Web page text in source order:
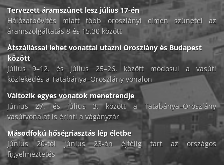
Tervezett áramszünet lesz július 17-én
Hálózatbővítés miatt több oroszlányi címen szünetel az
áramszolgáltatás 8 és 15.30 között
Átszállással lehet vonattal utazni Oroszlány és Budapest
között
Július 9–12. és július 25–26. között módosul a vasúti
közlekedés a Tatabánya–Oroszlány vonalon
Változik egyes vonatok menetrendje
Június 27. és július 3. között a Tatabánya–Oroszlány
vasútvonalat is érinti a vágányzár
Másodfokú hőségriasztás lép életbe
Június 20-tól június 23-án éjfélig tart az országos
figyelmeztetés